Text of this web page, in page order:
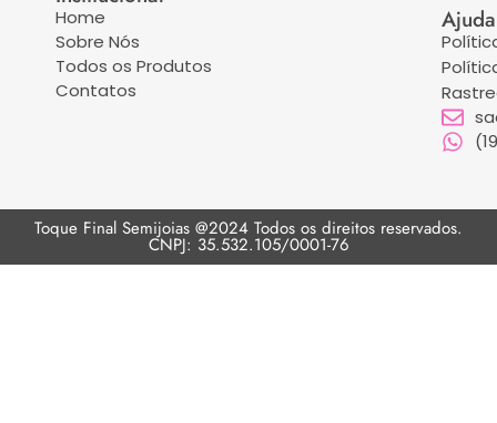
Home
Sobre Nós
Todos os Produtos
Contatos
Ajuda
Toque Final Semijoias @2024 Todos os direitos reservados.
CNPJ: 35.532.105/0001-76